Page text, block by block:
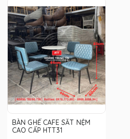
BÀN GHẾ CAFE SẮT NỆM
CAO CẤP HTT31